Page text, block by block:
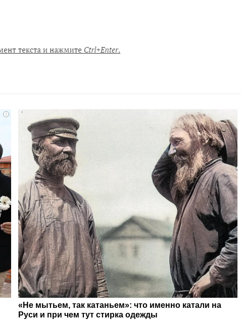
i
«Не мытьем, так катаньем»: что именно катали на
Руси и при чем тут стирка одежды